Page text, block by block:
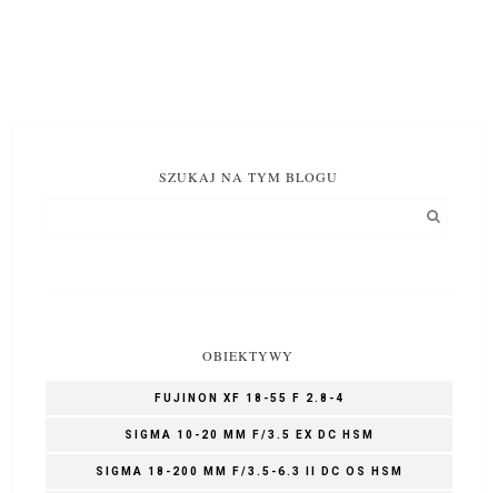
SZUKAJ NA TYM BLOGU
OBIEKTYWY
FUJINON XF 18-55 F 2.8-4
SIGMA 10-20 MM F/3.5 EX DC HSM
SIGMA 18-200 MM F/3.5-6.3 II DC OS HSM